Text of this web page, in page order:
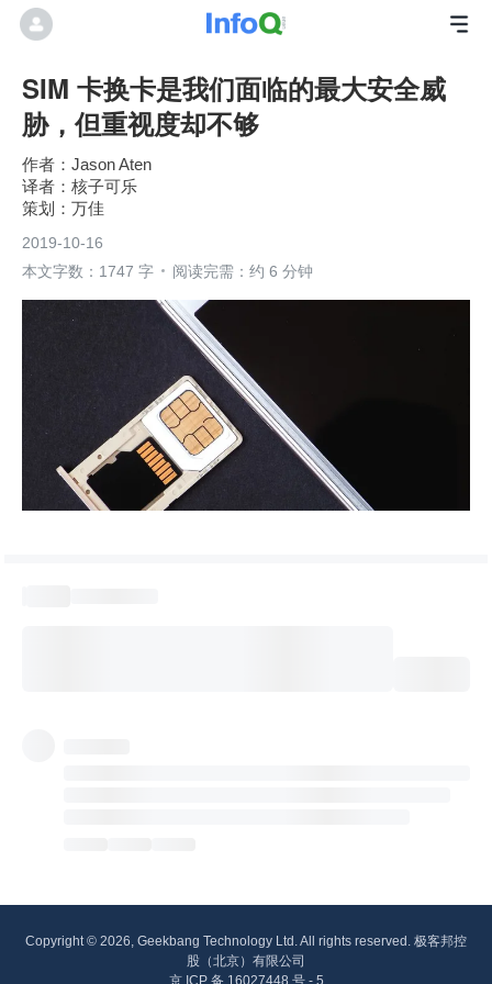
SIM 卡换卡是我们面临的最大安全威
胁，但重视度却不够
Jason Aten
核子可乐
万佳
2019-10-16
本文字数：1747 字
阅读完需：约 6 分钟
Copyright © 2026, Geekbang Technology Ltd. All rights reserved. 极客邦控
股（北京）有限公司
京 ICP 备 16027448 号 - 5